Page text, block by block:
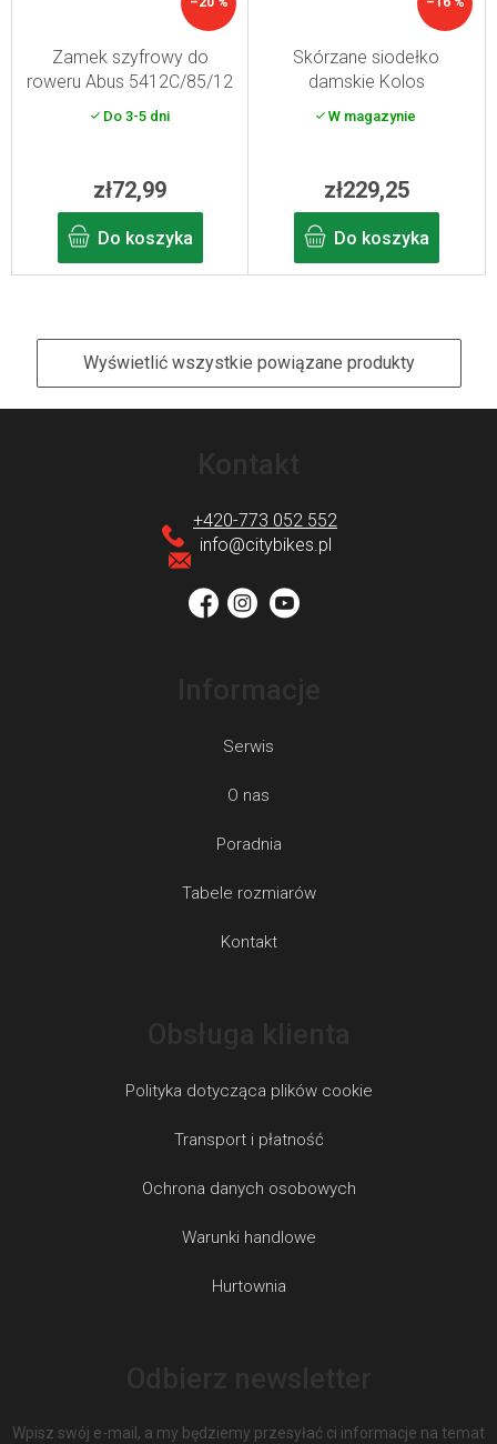
Zamek szyfrowy do
roweru Abus 5412C/85/12
czerwony
Do 3-5 dni
zł72,99
Do koszyka
Skórzane siodełko
damskie Kolos
W magazynie
zł229,25
Do koszyka
Wyświetlić wszystkie powiązane produkty
info@citybikes.pl
+420-773 052 552
Serwis
O nas
Poradnia
Tabele rozmiarów
Kontakt
Polityka dotycząca plików cookie
Transport i płatność
Ochrona danych osobowych
Warunki handlowe
Hurtownia
Wpisz swój e-mail, a my będziemy przesyłać ci informacje na temat